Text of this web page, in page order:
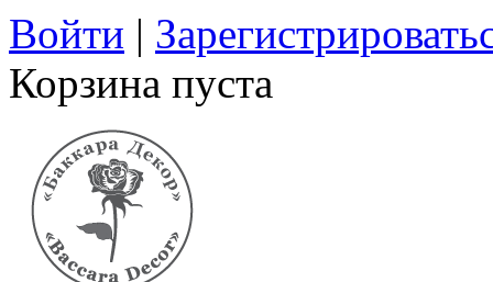
Войти |
Корзина пуста